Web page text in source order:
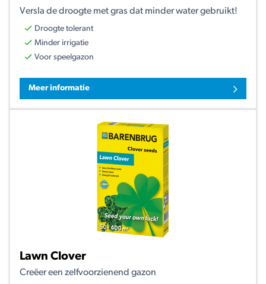
Versla de droogte met gras dat minder water gebruikt!
Droogte tolerant
Minder irrigatie
Voor speelgazon
Meer informatie
Lawn Clover
Creëer een zelfvoorzienend gazon